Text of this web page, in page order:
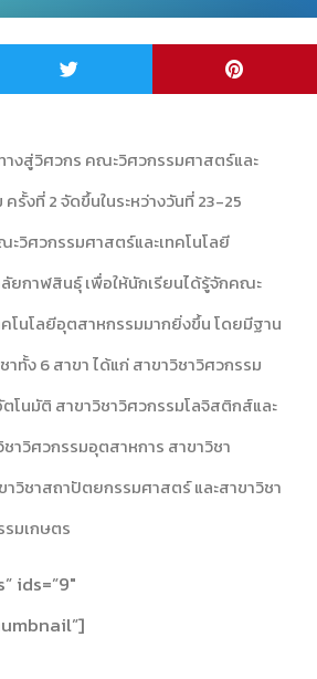
สู่วิศวกร คณะวิศวกรรมศาสตร์และ
รั้งที่ 2 จัดขึ้นในระหว่างวันที่ 23-25
วิศวกรรมศาสตร์และเทคโนโลยี
ยกาฬสินธุ์ เพื่อให้นักเรียนได้รู้จักคณะ
โนโลยีอุตสาหกรรมมากยิ่งขึ้น โดยมีฐาน
ทั้ง 6 สาขา ได้แก่ สาขาวิชาวิศวกรรม
โนมัติ สาขาวิชาวิศวกรรมโลจิสติกส์และ
าวิศวกรรมอุตสาหการ สาขาวิชา
าวิชาสถาปัตยกรรมศาสตร์ และสาขาวิชา
มเกษตร
ids=”9″